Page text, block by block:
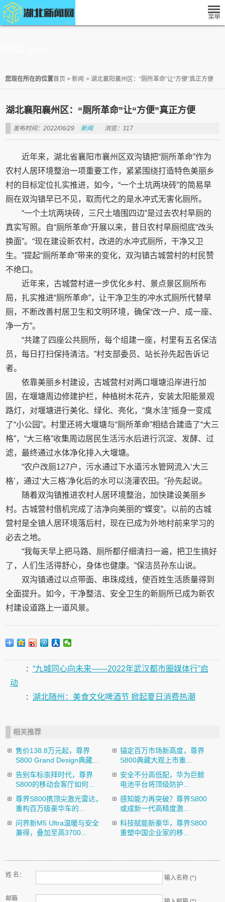
您现在所在的位置首页 > 新闻 > 湖北襄阳襄州区：“厕所革命”让“方便”真正方便
湖北襄阳襄州区：“厕所革命”让“方便”真正方便
发布时间：2022/06/29 新闻 浏览：317
近年来，湖北省襄阳市襄州区双沟镇把“厕所革命”作为
农村人居环境整治一项重要工作，紧紧围绕打造特色美丽乡
村的目标定位扎实推进，如今，“一个土坑两块砖”的简易旱
厕在双沟镇早已不见，取而代之的是水冲式无害化厕所。
“一个土坑两块砖，三尺土墙围四边”是过去农村旱厕的
真实写照。自“厕所革命”开展以来，昔日农村旱厕彻底“改头
换面”。“现在建设新农村，改进的水冲式厕所，干净又卫
生。”提起“厕所革命”带来的变化，双沟镇古城营村的村民赞
不绝口。
近年来，古城营村进一步优化乡村、景点景区厕所布
局，扎实推进“厕所革命”，让干净卫生的冲水式厕所代替旱
厕，不断改善村居卫生和文明环境，确保“改一户、成一座、
净一方”。
“共建了四座公共厕所，每个组建一座，村里有五名保洁
员，每日打扫保持清洁。”村支部委员、站长孙先起告诉记
者。
依靠美丽乡村建设，古城营村对两口堰塘沿岸进行加
固，在堰塘周边修建护栏，种植树木花卉，安装太阳能景观
路灯，对堰塘进行美化、绿化、亮化，“臭水洼”摇身一变成
了“小公园”。村里还将大堰塘与“厕所革命”相结合建造了“大三
格”，“大三格”收集周边居民生活污水后进行沉淀、发酵、过
滤，最终通过水体净化排入大堰塘。
“农户改厕127户，污水通过下水道污水管网流入‘大三
格’，通过‘大三格’净化后的水可以浇灌农田。”孙先起说。
随着双沟镇推进农村人居环境整治，加快建设美丽乡
村。古城营村借机完成了洁净向美丽的“蝶变”。以前的古城
营村是全镇人居环境落后村，现在已成为外地村前来学习的
必去之地。
“我每天早上把马路、厕所都仔细清扫一遍，把卫生搞好
了，人们生活得舒心，身体也健康。”保洁员孙东山说。
双沟镇通过以点带面、串珠成线，使百姓生活质量得到
全面提升。如今，干净整洁、安全卫生的新厕所已成为新农
村建设道路上一道风景。
: “九城同心向未来——2022年武汉都市圈媒体行”启
动
: 湖北随州：美食文化啤酒节 掀起夏日消费热潮
相关推荐
售价138.8万元起，尊界
S800 Grand Design典藏...
锚定百万市场新高度，尊界
S800典藏大观上市重...
告别车标崇拜时代，尊界
S800的移动会客厅如何...
安全不分高低配，华为巨鲸
电池平台将顶级防护...
尊界S800携顶尖激光雷达，
重构百万级豪华车的...
感知能力再突破？尊界S800
或成新一代高精度激...
问界新M5 Ultra温暖与安全
兼得，叠加至高3700...
科技赋能新豪华，尊界S800
重塑中国企业家的移...
姓 名： 输入名称 (*)
邮箱